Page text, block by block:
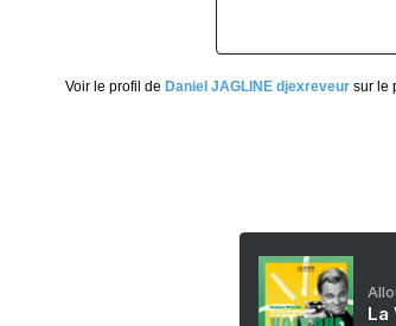
Voir le profil de Daniel JAGLINE djexreveursur le
La